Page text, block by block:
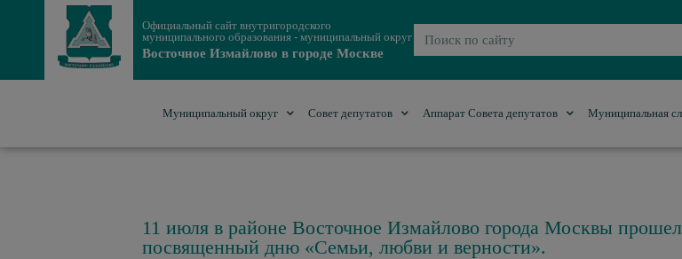
Официальный сайт внутригородского
муниципального образования - муниципальный округ
Восточное Измайлово в городе Москве
Муниципальный округ Совет депутатов Аппарат Совета депутатов Муниципальная
11 июля в районе Восточное Измайлово города Москвы
посвященный дню «Семьи, любви и верности».